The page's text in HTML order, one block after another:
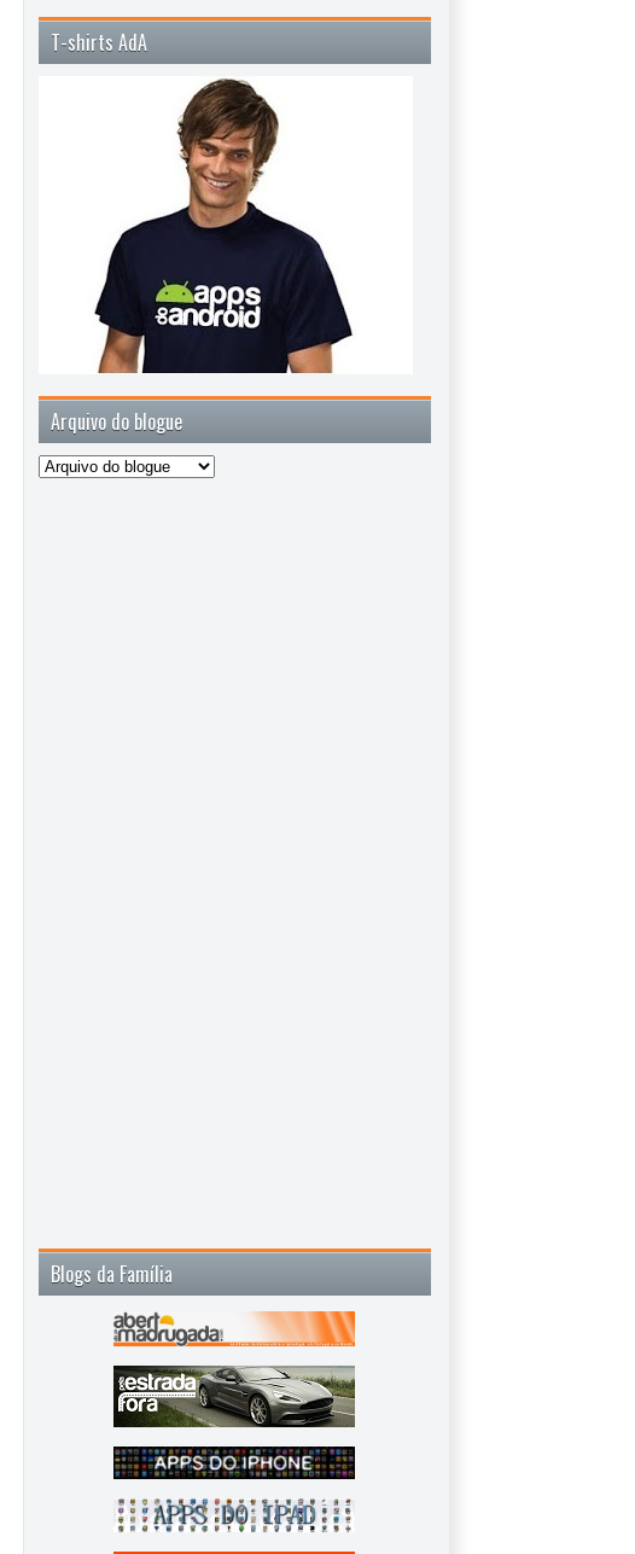
T-shirts AdA
Arquivo do blogue
Blogs da Família